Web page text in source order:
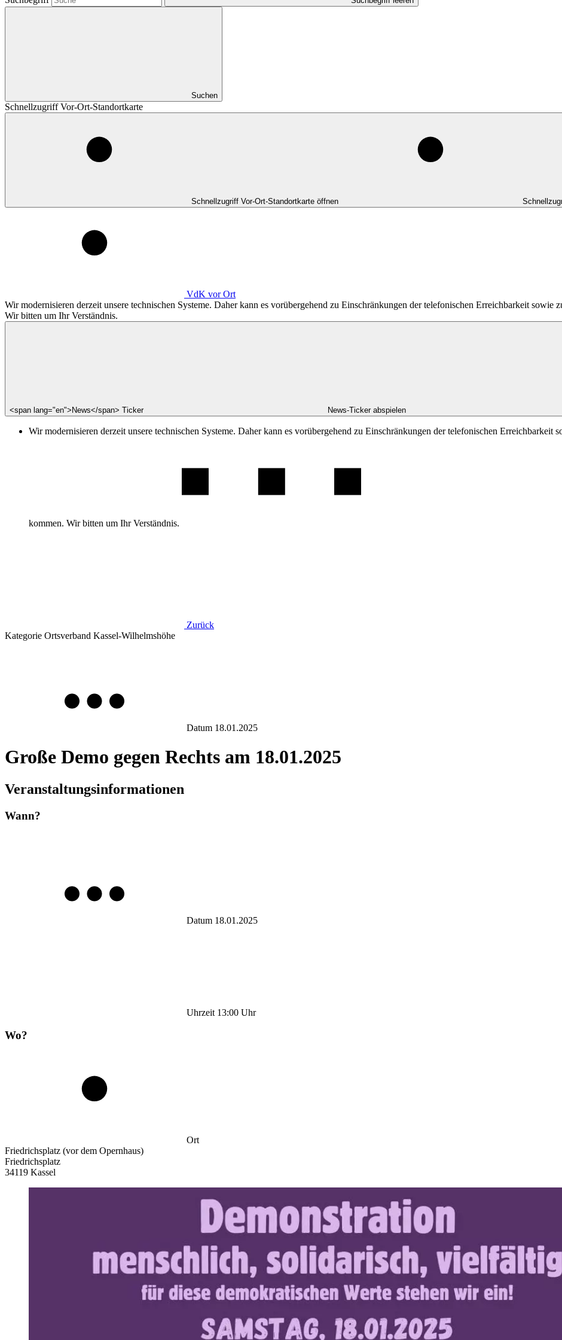
Suchen
Schnellzugriff Vor-Ort-Standortkarte
Schnellzugriff Vor-Ort-Standortkarte öffnen
VdK vor Ort
Wir modernisieren derzeit unsere technischen Systeme. Daher kann es vorübergehend zu Einschränkungen der telefonischen Erreichbarkeit
Wir bitten um Ihr Verständnis.
<span lang="en">News</span> Ticker News-Ticker abspielen
Wir modernisieren derzeit unsere technischen Systeme. Daher kann es vorübergehend zu Einschränkungen der telefonischen Erreichbarkeit
kommen. Wir bitten um Ihr Verständnis.
Zurück
Kategorie Ortsverband Kassel-Wilhelmshöhe
Datum 18.01.2025
Große Demo gegen Rechts am 18.01.2025
Veranstaltungsinformationen
Wann?
Datum 18.01.2025
Uhrzeit 13:00 Uhr
Wo?
Ort
Friedrichsplatz (vor dem Opernhaus)
Friedrichsplatz
34119 Kassel